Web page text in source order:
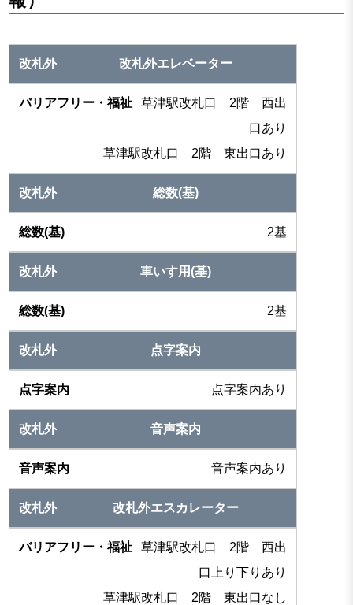
改札外エレベーター
草津駅改札口 2階 西出
口あり
草津駅改札口 2階 東出口あり
総数(基)
2基
車いす用(基)
2基
点字案内
点字案内あり
音声案内
音声案内あり
改札外エスカレーター
草津駅改札口 2階 西出
口上り下りあり
草津駅改札口 2階 東出口なし